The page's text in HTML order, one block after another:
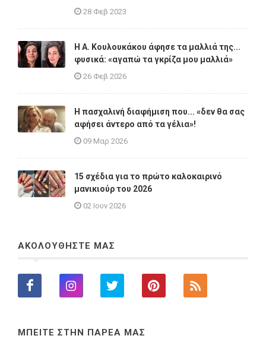
28 Φεβ 2023
Η A. Κουλουκάκου άφησε τα μαλλιά της...
φυσικά: «αγαπώ τα γκρίζα μου μαλλιά»
26 Φεβ 2026
Η πασχαλινή διαφήμιση που... «δεν θα σας
αφήσει άντερο από τα γέλια»!
09 Μαρ 2026
15 σχέδια για το πρώτο καλοκαιρινό
μανικιούρ του 2026
02 Ιουν 2026
ΑΚΟΛΟΥΘΗΣΤΕ ΜΑΣ
ΜΠΕΙΤΕ ΣΤΗΝ ΠΑΡΕΑ ΜΑΣ